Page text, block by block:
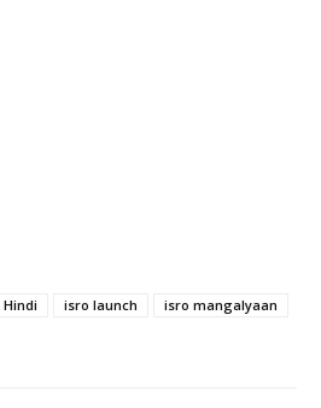
Hindi isro launch
isro mangalyaan